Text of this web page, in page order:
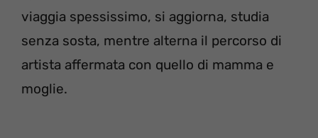
viaggia spessissimo, si aggiorna, studia
senza sosta, mentre alterna il percorso di
artista affermata con quello di mamma e
moglie.